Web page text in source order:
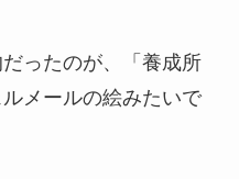
ったのが、「養成所
メールの絵みたいで